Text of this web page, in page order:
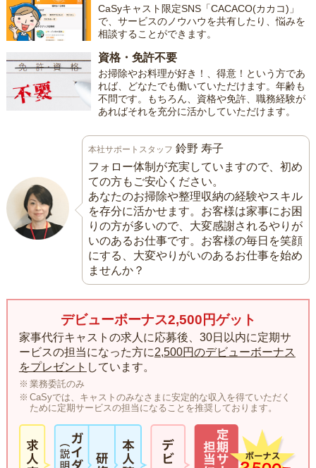
CaSyキャスト限定SNS「CACACO(カカコ)」
で、サービスのノウハウを共有したり、悩みを
相談することができます。
資格・免許不要
お掃除やお料理が好き！、得意！という方であ
れば、どなたでも働いていただけます。年齢も
不問です。もちろん、資格や免許、職務経験が
あればそれを充分に活かしていただけます。
本社サポートスタッフ 鈴野 寿子
フォロー体制が充実していますので、初め
ての方もご安心ください。
あなたのお掃除や整理収納の経験やスキル
を存分に活かせます。お客様は家事にお困
りの方が多いので、大変感謝されるやりが
いのあるお仕事です。お客様の毎日を笑顔
にする、大変やりがいのあるお仕事を始め
ませんか？
デビューボーナス2,500円ゲット
家事代行キャストの求人に応募後、30日以内に定期サ
ービスの担当になった方に2,500円のデビューボーナス
をプレゼント しています。
業務委託のみ
CaSyでは、キャストのみなさまに安定的な収入を得ていただく
ために定期サービスの担当になることを推奨しております。